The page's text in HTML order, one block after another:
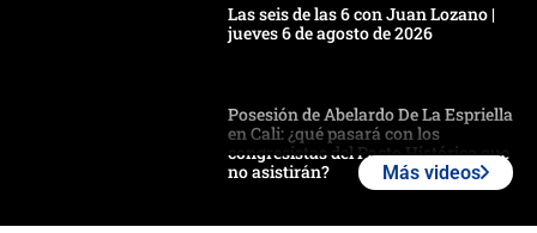
Las seis de las 6 con Juan Lozano |
jueves 6 de agosto de 2026
Posesión de Abelardo De La Espriella
en Cali: ¿qué pasará con los
congresistas del Pacto Histórico que
no asistirán?
Más videos